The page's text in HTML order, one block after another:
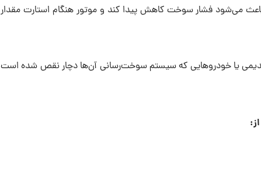
می‌شود فشار سوخت کاهش پیدا کند و موتور هنگام استارت مقدار
یا خودروهایی که سیستم سوخت‌رسانی آن‌ها دچار نقص شده است